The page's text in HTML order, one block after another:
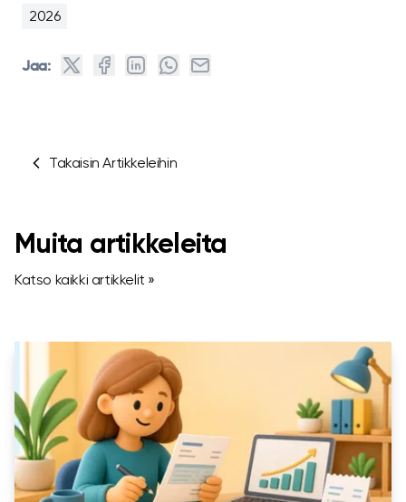
2026
Jaa:
Takaisin Artikkeleihin
Muita artikkeleita
Katso kaikki artikkelit »